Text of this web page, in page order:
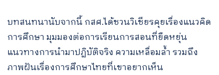
บทสนทนานับจากนี้ กสศ.ได้ชวนวิเชียรคุยเรื่องแนวคิด
การศึกษา มุมมองต่อการเรียนการสอนที่ยืดหยุ่น
แนวทางการนำมาปฏิบัติจริง ความเหลื่อมล้ำ รวมถึง
ภาพฝันเรื่องการศึกษาไทยที่เขาอยากเห็น